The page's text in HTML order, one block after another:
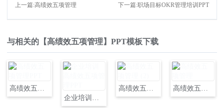
上一篇:高绩效五项管理 下一篇:职场目标OKR管理培训PPT
与相关的【高绩效五项管理】PPT模板下载
高绩效五项管理PPT
企业培训高绩效五项管理PPT
高绩效五项管理 (2) 高绩效五项管理